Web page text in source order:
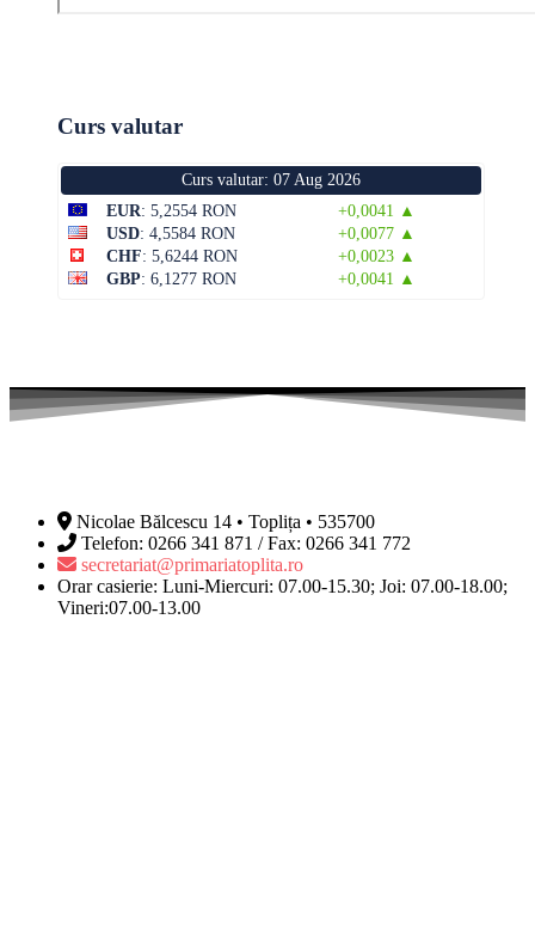
Curs valutar
Curs valutar: 07 Aug 2026
EUR: 5,2554 RON
+0,0041 ▲
USD: 4,5584 RON
+0,0077 ▲
CHF: 5,6244 RON
+0,0023 ▲
GBP: 6,1277 RON +0,0041 ▲
Nicolae Bălcescu 14 • Toplița • 535700
Telefon: 0266 341 871 / Fax: 0266 341 772
secretariat@primariatoplita.ro
Orar casierie: Luni-Miercuri: 07.00-15.30; Joi: 07.00-18.00;
Vineri:07.00-13.00